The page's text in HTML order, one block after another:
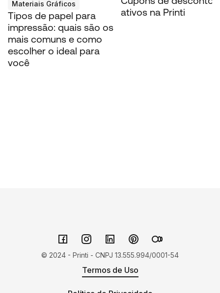
Materiais Gráficos
Tipos de papel para
impressão: quais são os
mais comuns e como
escolher o ideal para
você
ativos na Printi
© 2024 - Printi - CNPJ 13.555.994/0001-54
Termos de Uso